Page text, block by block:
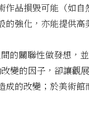
作品損毀可能（如
強化，亦能提供
的關聯性做發想，
變的因子，卻讓觀
成的改變；於美術